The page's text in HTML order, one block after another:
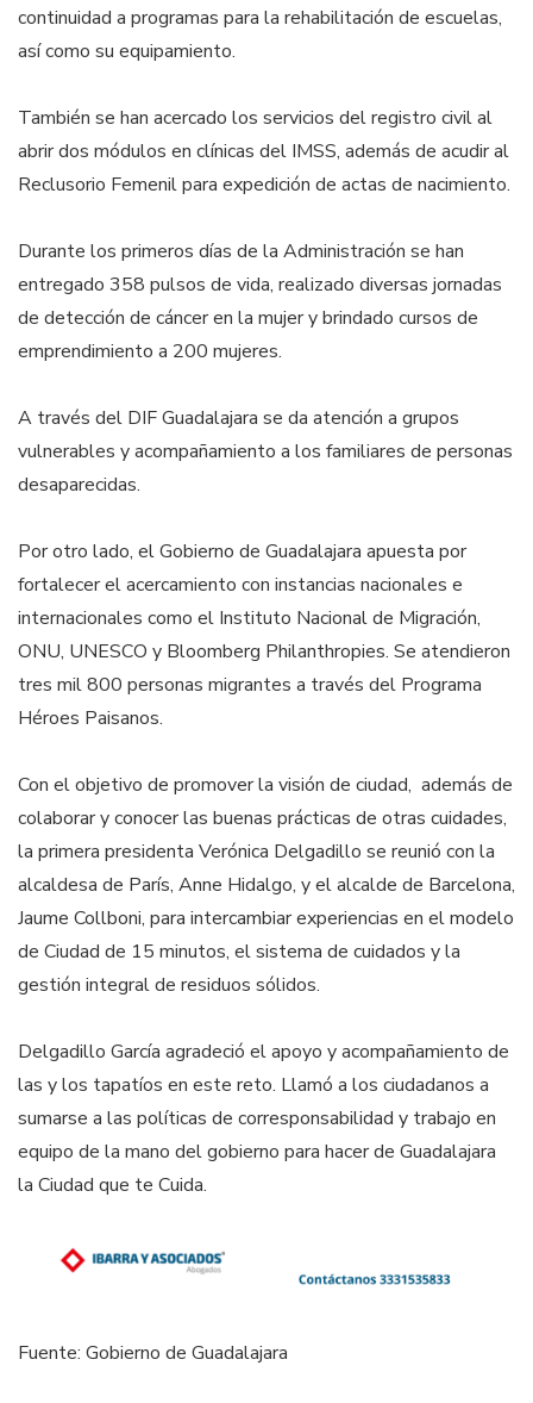
continuidad a programas para la rehabilitación de escuelas,
así como su equipamiento.
También se han acercado los servicios del registro civil al
abrir dos módulos en clínicas del IMSS, además de acudir al
Reclusorio Femenil para expedición de actas de nacimiento.
Durante los primeros días de la Administración se han
entregado 358 pulsos de vida, realizado diversas jornadas
de detección de cáncer en la mujer y brindado cursos de
emprendimiento a 200 mujeres.
A través del DIF Guadalajara se da atención a grupos
vulnerables y acompañamiento a los familiares de personas
desaparecidas.
Por otro lado, el Gobierno de Guadalajara apuesta por
fortalecer el acercamiento con instancias nacionales e
internacionales como el Instituto Nacional de Migración,
ONU, UNESCO y Bloomberg Philanthropies. Se atendieron
tres mil 800 personas migrantes a través del Programa
Héroes Paisanos.
Con el objetivo de promover la visión de ciudad, además de
colaborar y conocer las buenas prácticas de otras cuidades,
la primera presidenta Verónica Delgadillo se reunió con la
alcaldesa de París, Anne Hidalgo, y el alcalde de Barcelona,
Jaume Collboni, para intercambiar experiencias en el modelo
de Ciudad de 15 minutos, el sistema de cuidados y la
gestión integral de residuos sólidos.
Delgadillo García agradeció el apoyo y acompañamiento de
las y los tapatíos en este reto. Llamó a los ciudadanos a
sumarse a las políticas de corresponsabilidad y trabajo en
equipo de la mano del gobierno para hacer de Guadalajara
la Ciudad que te Cuida.
Fuente: Gobierno de Guadalajara